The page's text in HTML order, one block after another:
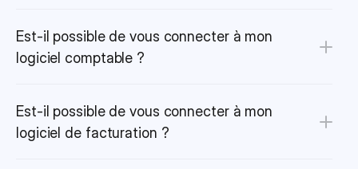
Est-il possible de vous connecter à mon
logiciel comptable ?
Est-il possible de vous connecter à mon
logiciel de facturation ?